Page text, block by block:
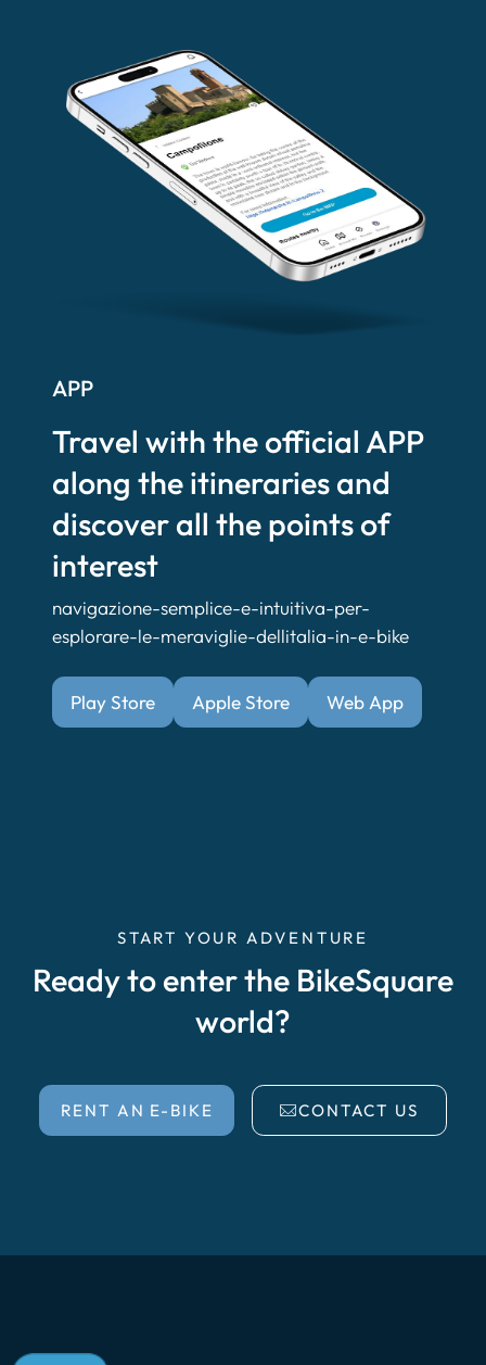
APP
Travel with the official APP
along the itineraries and
discover all the points of
interest
navigazione-semplice-e-intuitiva-per-
esplorare-le-meraviglie-dellitalia-in-e-bike
Play Store Apple Store Web App
START YOUR ADVENTURE
Ready to enter the BikeSquare
world?
RENT AN E-BIKE CONTACT US